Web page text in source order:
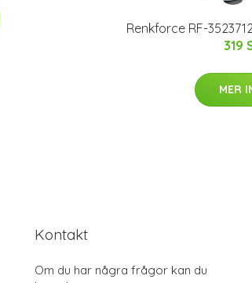
Renkforce RF-
319
MER
Kontakt
Om du har några frågor kan du